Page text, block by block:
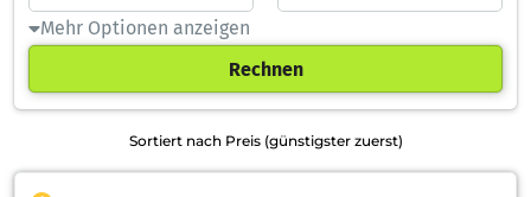
Mehr Optionen anzeigen
Rechnen
Sortiert nach Preis (günstigster zuerst)